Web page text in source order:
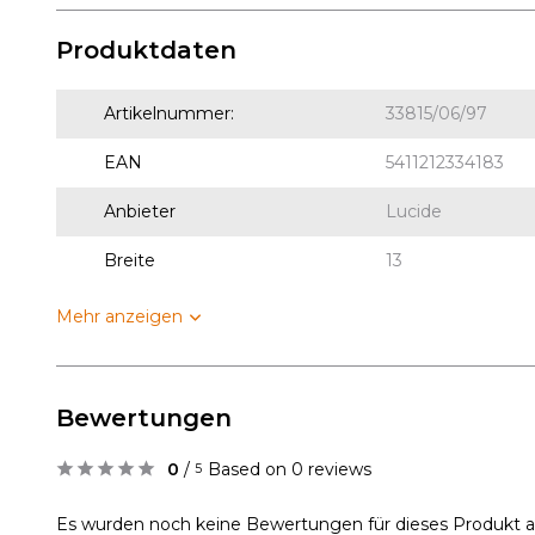
Produktdaten
Artikelnummer: 33815/06/97
EAN 5411212334183
Anbieter Lucide
Breite 13
Mehr anzeigen
Bewertungen
0 / 5 Based on 0 reviews
Es wurden noch keine Bewertungen für dieses Produkt